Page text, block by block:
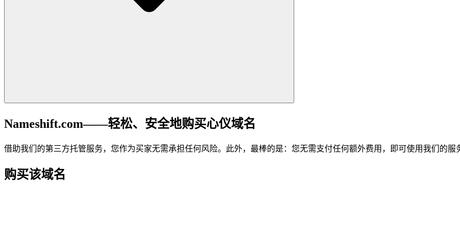
Nameshift.com——轻松、安全地购买心仪域名
借助我们的第三方托管服务，您作为买家无需承担任何风险。此外，最棒的是：您无需支付任何额外费用，即可使用我们的服
购买该域名